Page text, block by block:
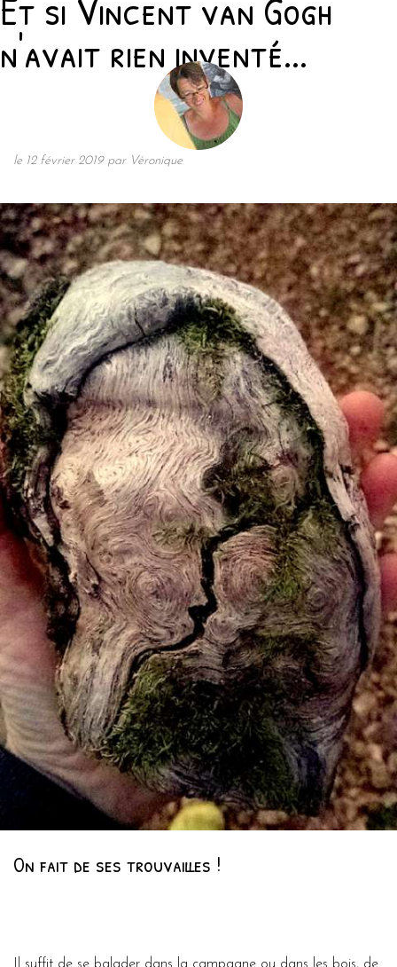
n'avait rien inventé...
le 12 février 2019 par Véronique
On fait de ses trouvailles !